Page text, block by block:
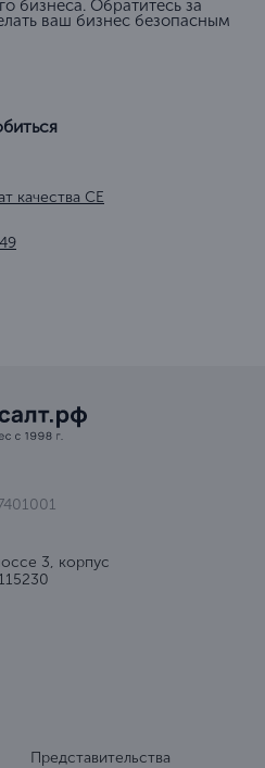
бизнеса. Обратитесь за
ваш бизнес безопасным
качества СЕ
3, корпус
Представительства